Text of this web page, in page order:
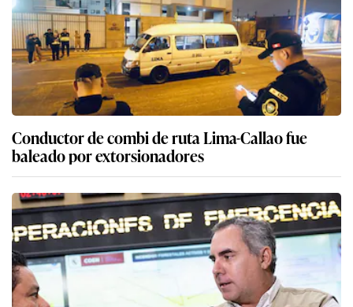
Conductor de combi de ruta Lima-Callao fue
baleado por extorsionadores